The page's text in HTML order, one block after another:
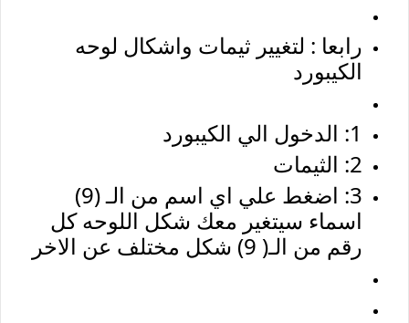
رابعا : لتغيير ثيمات واشكال لوحه
الكيبورد
1: الدخول الي الكيبورد
2: الثيمات
3: اضغط علي اي اسم من الـ (9)
اسماء سيتغير معك شكل اللوحه كل
رقم من الـ( 9) شكل مختلف عن الاخر